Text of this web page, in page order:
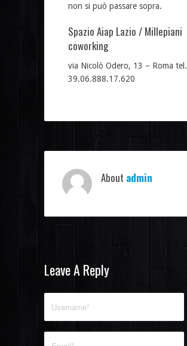
non si può passare sopra.
Spazio Aiap Lazio / Millepiani
coworking
via Nicolò Odero, 13 – Roma tel.
39.06.888.17.620
About admin
Leave A Reply